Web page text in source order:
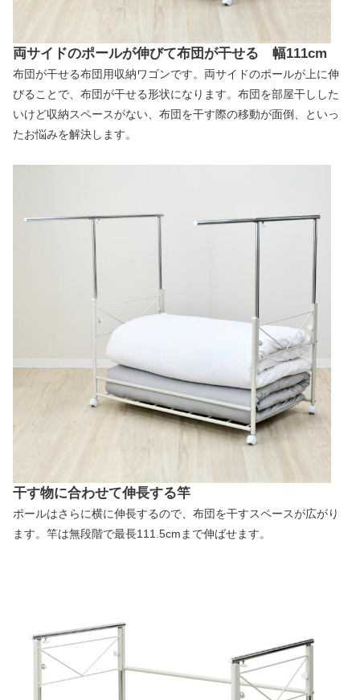
両サイドのポールが伸びて布団が干せる 幅111cm
布団が干せる布団用収納ワゴンです。両サイドのポールが上に伸
びることで、布団が干せる形状になります。布団を部屋干しした
いけど収納スペースがない、布団を干す際の移動が面倒、といっ
たお悩みを解決します。
干す物に合わせて伸長する竿
ポールはさらに横に伸長するので、布団を干すスペースが広がり
ます。竿は無段階で最長111.5cmまで伸ばせます。